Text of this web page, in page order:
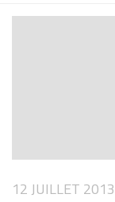
12 JUILLET 2013